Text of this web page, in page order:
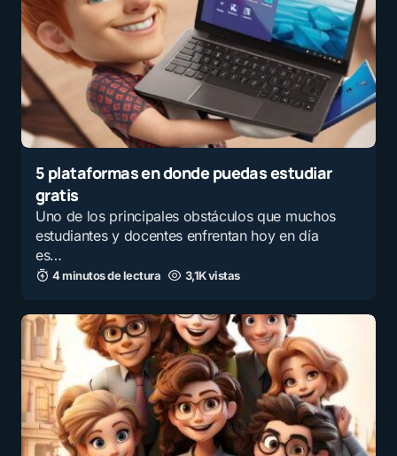
5 plataformas en donde puedas estudiar
gratis
Uno de los principales obstáculos que muchos
estudiantes y docentes enfrentan hoy en día
es…
4 minutos de lectura 3,1K vistas